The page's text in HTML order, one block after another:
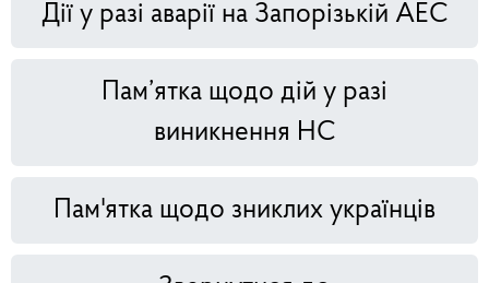
Дії у разі аварії на Запорізькій АЕС
Пам’ятка щодо дій у разі
виникнення НС
Пам'ятка щодо зниклих українців